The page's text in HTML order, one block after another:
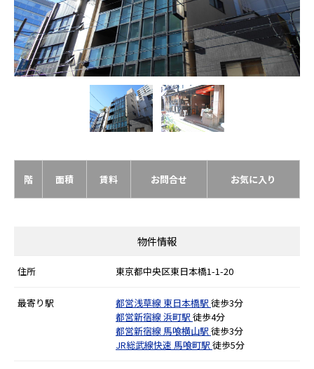
階 面積 賃料 お問合せ お気に入り
物件情報
住所 東京都中央区東日本橋1-1-20
最寄り駅 都営浅草線 東日本橋駅 徒歩3分
都営新宿線浜町駅 徒歩4分
都営新宿線馬喰横山駅 徒歩3分
JR総武線快速 馬喰町駅 徒歩5分